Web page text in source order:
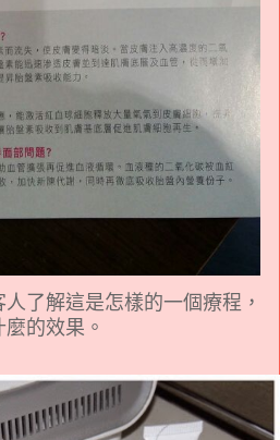
了解這是怎樣的一個療程，
麼的效果。